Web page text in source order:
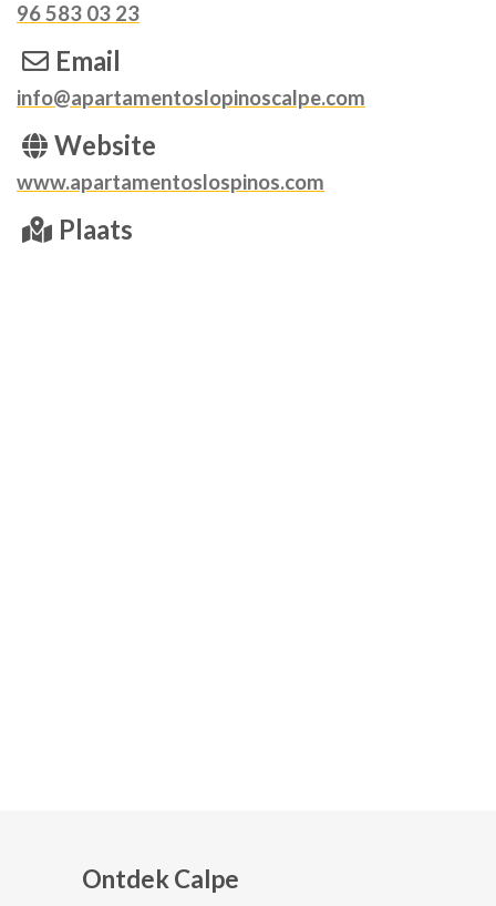
96 583 03 23
Email
info@apartamentoslopinoscalpe.com
Website
www.apartamentoslospinos.com
Plaats
Ontdek Calpe